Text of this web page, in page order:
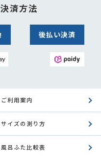
済方法
後払い決済
ご利用案内
サイズの測り方
風呂ふた比較表